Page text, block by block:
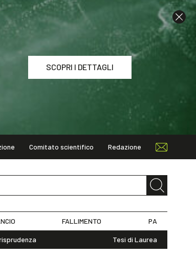
SCOPRI I DETTAGLI
Comitato scientifico Redazione
FALLIMENTO PA
Tesi di Laurea